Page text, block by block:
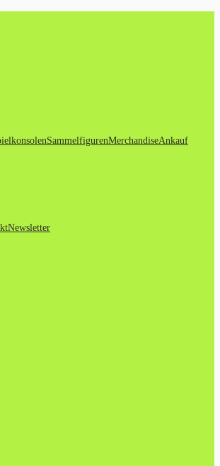
SammelfigurenMerchandiseAnkauf
Newsletter